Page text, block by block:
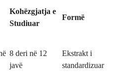
Kohëzgjatja e
Studiuar
Formë
8 deri në 12
javë
Ekstrakt i
standardizuar